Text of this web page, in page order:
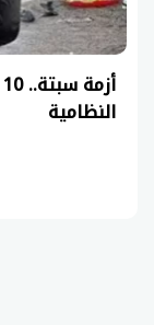
النظامية